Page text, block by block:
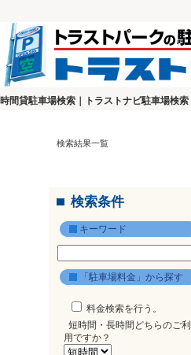
時間貸駐車場検索｜トラストナビ駐車場検索
検索結果一覧
検索条件
キーワード
「駐車場料金」から探す
料金検索を行う。
短時間・長時間どちらのご利
用ですか？